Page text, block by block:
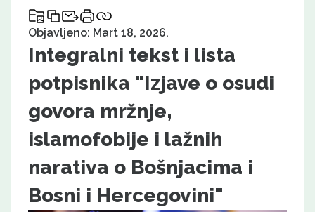
Objavljeno: Mart 18, 2026.
Integralni tekst i lista
potpisnika "Izjave o osudi
govora mržnje,
islamofobije i lažnih
narativa o Bošnjacima i
Bosni i Hercegovini"